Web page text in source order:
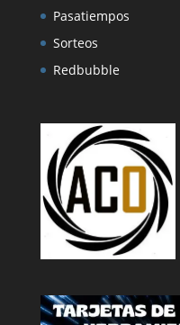
Pasatiempos
Sorteos
Redbubble